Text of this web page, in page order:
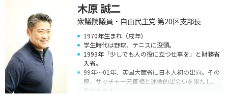
木原 誠二
衆議院議員・自由民主党 第20区支部長
1970年生まれ（戌年）
学生時代は野球、テニスに没頭。
1993年「少しでも人の役に立つ仕事を」と財務省
入省。
99年～01年、英国大蔵省に日本人初の出向。その
際、サッチャー元首相と運命的出会いを果たし、
政治を志す。